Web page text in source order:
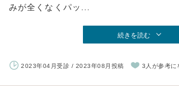
みが全くなくパッ...
続きを読む
2023年04月受診 / 2023年08月投稿 3人が参考に